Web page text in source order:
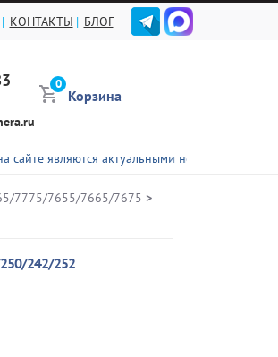
КОНТАКТЫ БЛОГ
0
Корзина
актуальными не для всех
7775/7655/7665/7675 >
242/252